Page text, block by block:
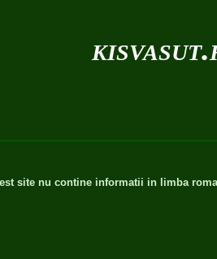
site nu contine informatii in limba